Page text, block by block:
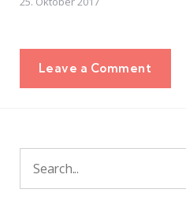
Leave a Comment
Search
for: